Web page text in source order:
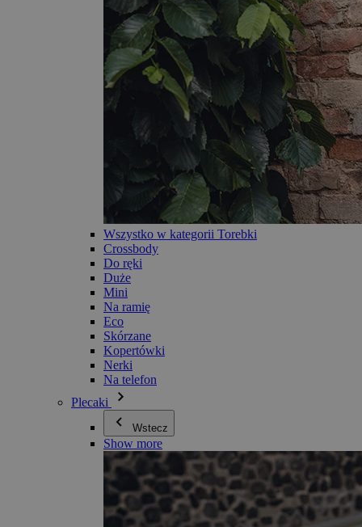
Wszystko w kategorii Torebki
Crossbody
Do ręki
Duże
Mini
Na ramię
Eco
Skórzane
Kopertówki
Nerki
Na telefon
Plecaki
Wstecz
Show more